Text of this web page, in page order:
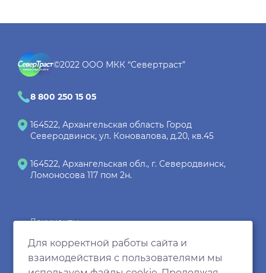
©2022 ООО МКК “Севертраст”
8 800 250 15 05
164522, Архангельская область Город
Северодвинск, ул. Коновалова, д.20, кв.45
164522, Архангельская обл., г. Северодвинск,
Ломоносова 117 пом 2н.
Документы
Реквизиты
Все персональные данные, размещенные на
Для корректной работы сайта и
взаимодействия с пользователями мы